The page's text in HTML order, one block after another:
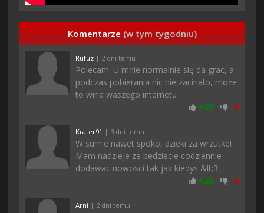
Komentarze (w tym tygodniu)
Rufuz | 2 dni temu
Polecam. U mnie normalnie się da grac, a
podczas pobierania nic nie zacinało, może
to wina waszego internetu
+28 -2
Krater91 | 3 dni temu
W sumie nawet spoko, dzieki za wrzutke!
Mam nadzieje ze bedziecie codziennie
dodawac nowosci tak jak kiedys &lt;3
+28 -2
Arni | 2 dni temu